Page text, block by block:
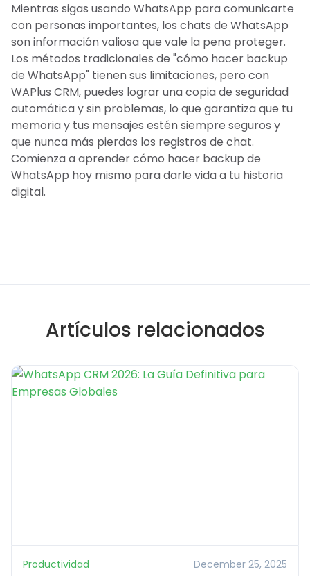
Mientras sigas usando WhatsApp para comunicarte
con personas importantes, los chats de WhatsApp
son información valiosa que vale la pena proteger.
Los métodos tradicionales de "cómo hacer backup
de WhatsApp" tienen sus limitaciones, pero con
WAPlus CRM, puedes lograr una copia de seguridad
automática y sin problemas, lo que garantiza que tu
memoria y tus mensajes estén siempre seguros y
que nunca más pierdas los registros de chat.
Comienza a aprender cómo hacer backup de
WhatsApp hoy mismo para darle vida a tu historia
digital.
Artículos relacionados
Productividad December 25, 2025